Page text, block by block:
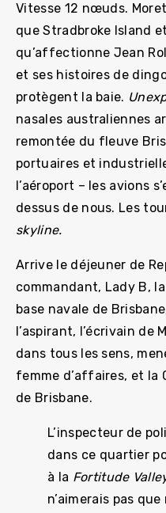
Vitesse 12 nœuds.
que Stradbroke Island
qu’affectionne Jean
et ses histoires de
protègent la baie.
nasales australiennes
remontée du fleuve
portuaires et
l’aéroport – les avions
dessus de nous. Les
skyline.
Arrive le déjeuner de
commandant, Lady B,
base navale de
l’aspirant, l’écrivain de
dans tous les sens,
femme d’affaires, et la
de Brisbane.
L’inspecteur de
dans ce quartier
à la Fortitude
n’aimerais pas